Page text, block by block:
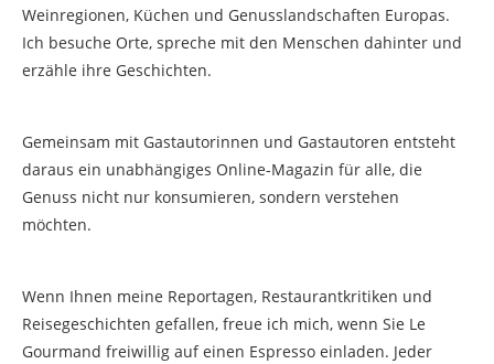
Weinregionen, Küchen und Genusslandschaften Europas.
Ich besuche Orte, spreche mit den Menschen dahinter und
erzähle ihre Geschichten.
Gemeinsam mit Gastautorinnen und Gastautoren entsteht
daraus ein unabhängiges Online-Magazin für alle, die
Genuss nicht nur konsumieren, sondern verstehen
möchten.
Wenn Ihnen meine Reportagen, Restaurantkritiken und
Reisegeschichten gefallen, freue ich mich, wenn Sie Le
Gourmand freiwillig auf einen Espresso einladen. Jeder